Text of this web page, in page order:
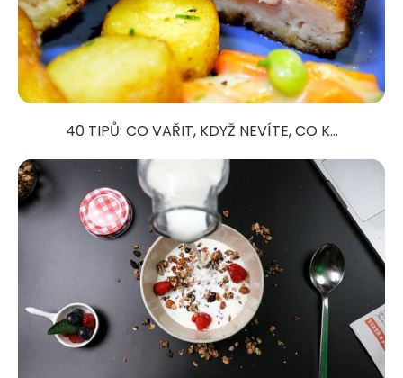
40 TIPŮ: CO VAŘIT, KDYŽ NEVÍTE, CO K...